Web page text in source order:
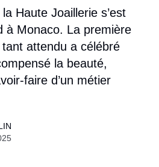
Haute Joaillerie s’est
à Monaco. La première
attendu a célébré
la beauté,
faire d’un métier